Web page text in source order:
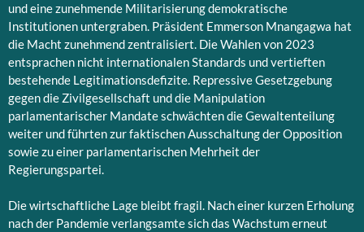
und eine zunehmende Militarisierung demokratische
Institutionen untergraben. Präsident Emmerson Mnangagwa hat
die Macht zunehmend zentralisiert. Die Wahlen von 2023
entsprachen nicht internationalen Standards und vertieften
bestehende Legitimationsdefizite. Repressive Gesetzgebung
gegen die Zivilgesellschaft und die Manipulation
parlamentarischer Mandate schwächten die Gewaltenteilung
weiter und führten zur faktischen Ausschaltung der Opposition
sowie zu einer parlamentarischen Mehrheit der
Regierungspartei.
Die wirtschaftliche Lage bleibt fragil. Nach einer kurzen Erholung
nach der Pandemie verlangsamte sich das Wachstum erneut